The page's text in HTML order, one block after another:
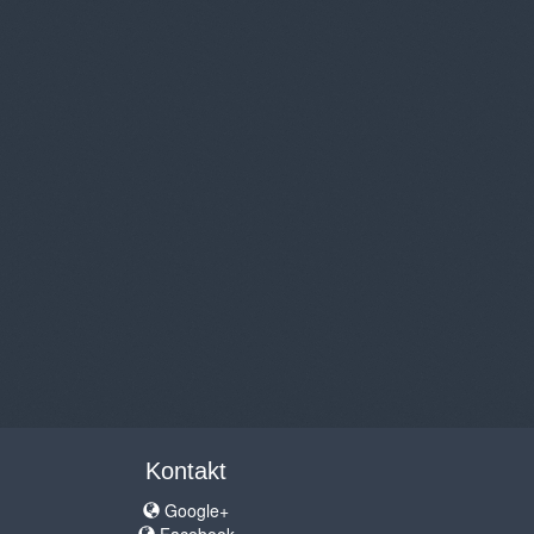
Kontakt
Google+